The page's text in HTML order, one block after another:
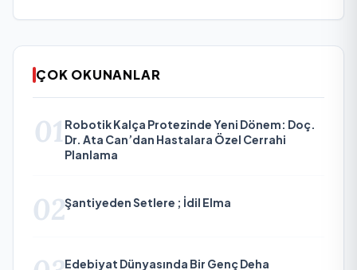
ÇOK OKUNANLAR
01 Robotik Kalça Protezinde Yeni Dönem: Doç.
Dr. Ata Can’dan Hastalara Özel Cerrahi
Planlama
02Şantiyeden Setlere ; İdil Elma
Edebiyat Dünyasında Bir Genç Deha